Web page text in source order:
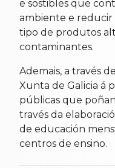
e sostibles que
ambiente e reducir
tipo de produtos
contaminantes.
Ademais, a través
Xunta de Galicia á
públicas que
través da
de educación
centros de ensino.